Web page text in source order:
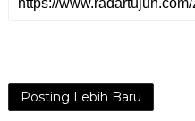
Posting Lebih Baru